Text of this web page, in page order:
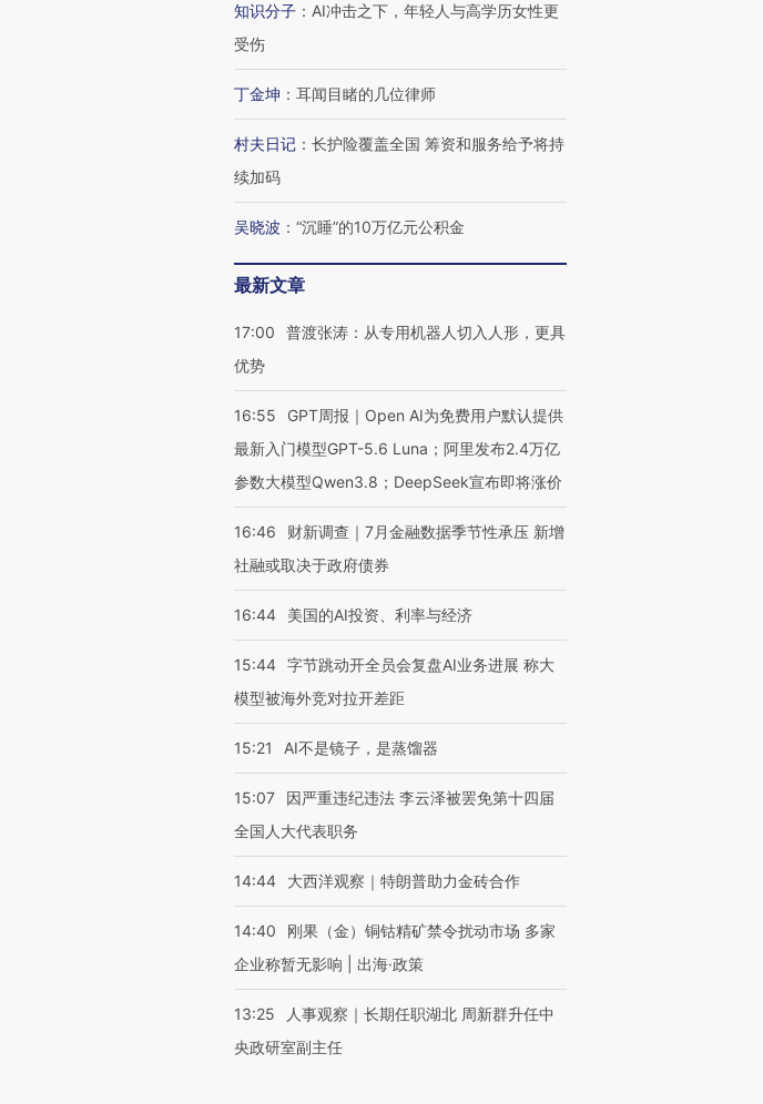
知识分子 ： AI冲击之下，年轻人与高学历女性更
受伤
丁金坤 ： 耳闻目睹的几位律师
村夫日记 ： 长护险覆盖全国 筹资和服务给予将持
续加码
吴晓波 ： “沉睡”的10万亿元公积金
最新文章
17:00
普渡张涛：从专用机器人切入人形，更具
优势
16:55
GPT周报｜Open AI为免费用户默认提供
最新入门模型GPT-5.6 Luna；阿里发布2.4万亿
参数大模型Qwen3.8；DeepSeek宣布即将涨价
16:46
财新调查｜7月金融数据季节性承压 新增
社融或取决于政府债券
16:44 美国的AI投资、利率与经济
15:44 字节跳动开全员会复盘AI业务进展 称大
模型被海外竞对拉开差距
15:21 AI不是镜子，是蒸馏器
15:07
因严重违纪违法 李云泽被罢免第十四届
全国人大代表职务
14:44 大西洋观察｜特朗普助力金砖合作
14:40
刚果（金）铜钴精矿禁令扰动市场 多家
企业称暂无影响 | 出海·政策
13:25
人事观察｜长期任职湖北 周新群升任中
央政研室副主任